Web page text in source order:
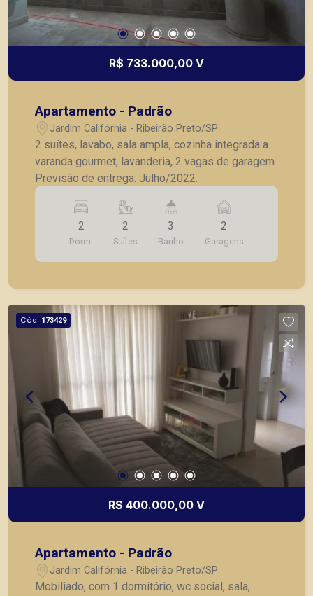
R$ 733.000,00 V
Apartamento - Padrão
Jardim Califórnia - Ribeirão Preto/SP
2 suítes, lavabo, sala ampla, cozinha integrada a
varanda gourmet, lavanderia, 2 vagas de garagem.
Previsão de entrega: Julho/2022.
2
Dorm.
2
Suítes
3
Banho
2
Garagens
Cód. 173429
R$ 400.000,00 V
Apartamento - Padrão
Jardim Califórnia - Ribeirão Preto/SP
Mobiliado, com 1 dormitório, wc social, sala,